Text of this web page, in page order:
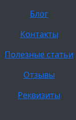
Блог
Контакты
Полезные статьи
Отзывы
Реквизиты